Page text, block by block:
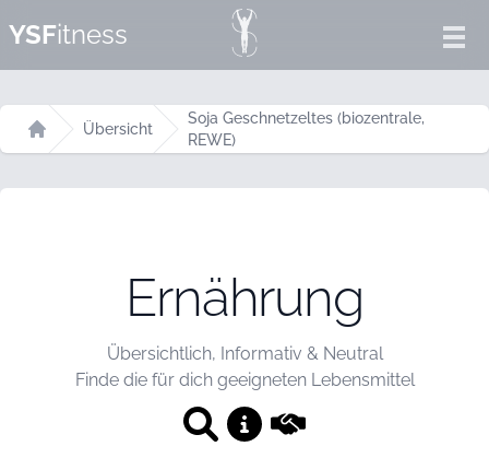
YSFitness
Startseite
Übersicht
Soja Geschnetzeltes (biozentrale,
REWE)
Ernährung
Übersichtlich, Informativ & Neutral
Finde die für dich geeigneten Lebensmittel